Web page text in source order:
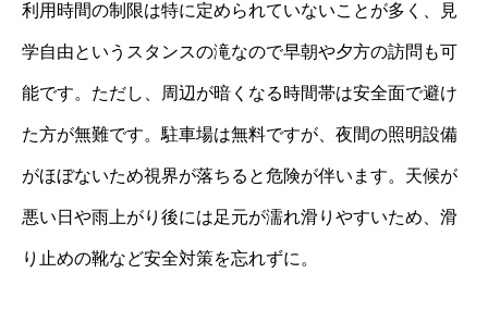
利用時間の制限は特に定められていないことが多く、見
学自由というスタンスの滝なので早朝や夕方の訪問も可
能です。ただし、周辺が暗くなる時間帯は安全面で避け
た方が無難です。駐車場は無料ですが、夜間の照明設備
がほぼないため視界が落ちると危険が伴います。天候が
悪い日や雨上がり後には足元が濡れ滑りやすいため、滑
り止めの靴など安全対策を忘れずに。